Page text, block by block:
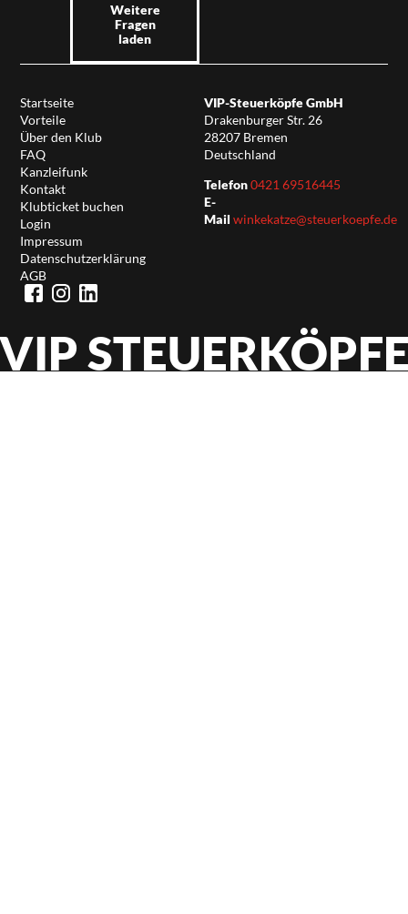
Weitere
Fragen
laden
Startseite
Vorteile
Über den Klub
FAQ
Kanzleifunk
Kontakt
Klubticket buchen
Login
Impressum
Datenschutzerklärung
AGB
VIP-Steuerköpfe GmbH
Drakenburger Str. 26
28207 Bremen
Deutschland
Telefon0421 69516445
E-
Mail winkekatze@steuerkoepfe.de